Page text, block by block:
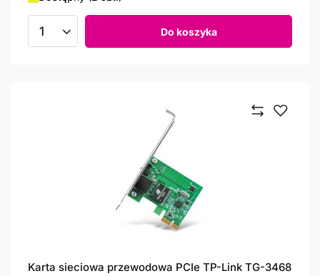
Ilość produktów Do koszyka
Karta sieciowa przewodowa PCIe TP-Link TG-3468